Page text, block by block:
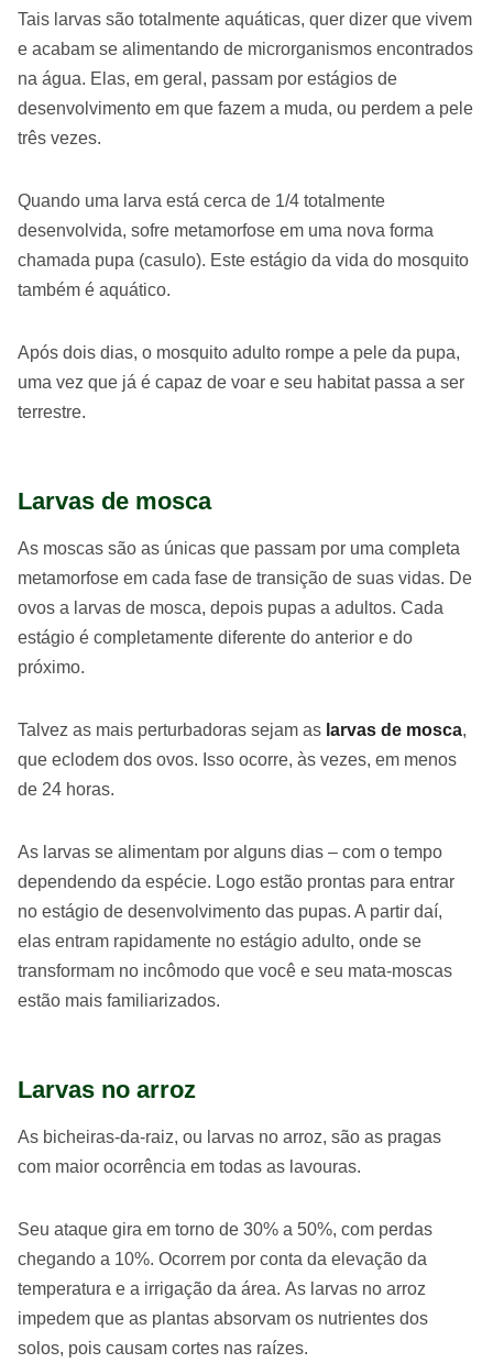
Tais larvas são totalmente aquáticas, quer dizer que vivem
e acabam se alimentando de microrganismos encontrados
na água. Elas, em geral, passam por estágios de
desenvolvimento em que fazem a muda, ou perdem a pele
três vezes.
Quando uma larva está cerca de 1/4 totalmente
desenvolvida, sofre metamorfose em uma nova forma
chamada pupa (casulo). Este estágio da vida do mosquito
também é aquático.
Após dois dias, o mosquito adulto rompe a pele da pupa,
uma vez que já é capaz de voar e seu habitat passa a ser
terrestre.
Larvas de mosca
As moscas são as únicas que passam por uma completa
metamorfose em cada fase de transição de suas vidas. De
ovos a larvas de mosca, depois pupas a adultos. Cada
estágio é completamente diferente do anterior e do
próximo.
Talvez as mais perturbadoras sejam as larvas de mosca,
que eclodem dos ovos. Isso ocorre, às vezes, em menos
de 24 horas.
As larvas se alimentam por alguns dias – com o tempo
dependendo da espécie. Logo estão prontas para entrar
no estágio de desenvolvimento das pupas. A partir daí,
elas entram rapidamente no estágio adulto, onde se
transformam no incômodo que você e seu mata-moscas
estão mais familiarizados.
Larvas no arroz
As bicheiras-da-raiz, ou larvas no arroz, são as pragas
com maior ocorrência em todas as lavouras.
Seu ataque gira em torno de 30% a 50%, com perdas
chegando a 10%. Ocorrem por conta da elevação da
temperatura e a irrigação da área. As larvas no arroz
impedem que as plantas absorvam os nutrientes dos
solos, pois causam cortes nas raízes.